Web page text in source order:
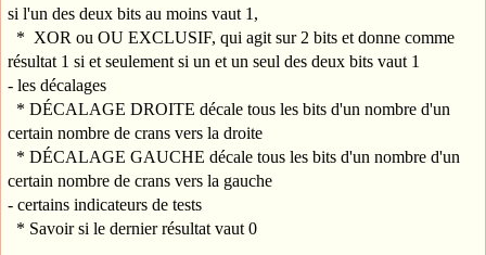
si l'un des deux bits au moins vaut 1,
* XOR ou OU EXCLUSIF, qui agit sur 2 bits et donne comme
résultat 1 si et seulement si un et un seul des deux bits vaut 1
- les décalages
* DÉCALAGE DROITE décale tous les bits d'un nombre d'un
certain nombre de crans vers la droite
* DÉCALAGE GAUCHE décale tous les bits d'un nombre d'un
certain nombre de crans vers la gauche
- certains indicateurs de tests
* Savoir si le dernier résultat vaut 0